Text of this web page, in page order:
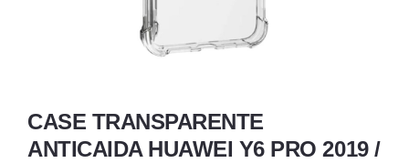
CASE TRANSPARENTE
ANTICAIDA HUAWEI Y6 PRO 2019 /